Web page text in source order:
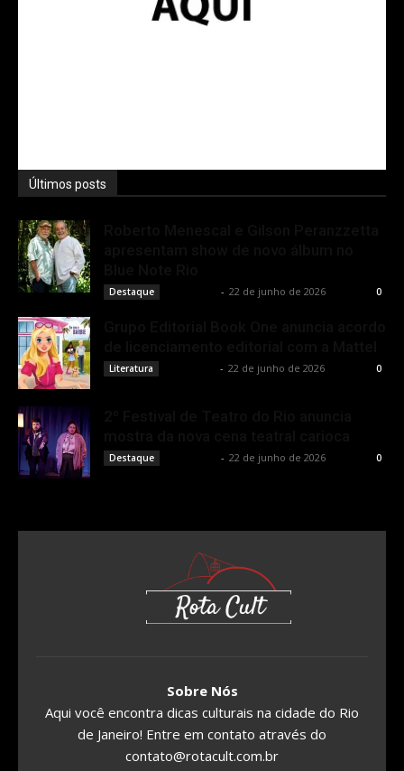
Últimos posts
Destaque - 22 de junho de 2026 0
Literatura - 22 de junho de 2026 0
Destaque - 22 de junho de 2026 0
Sobre Nós
Aqui você encontra dicas culturais na cidade do Rio
de Janeiro! Entre em contato através do
contato@rotacult.com.br